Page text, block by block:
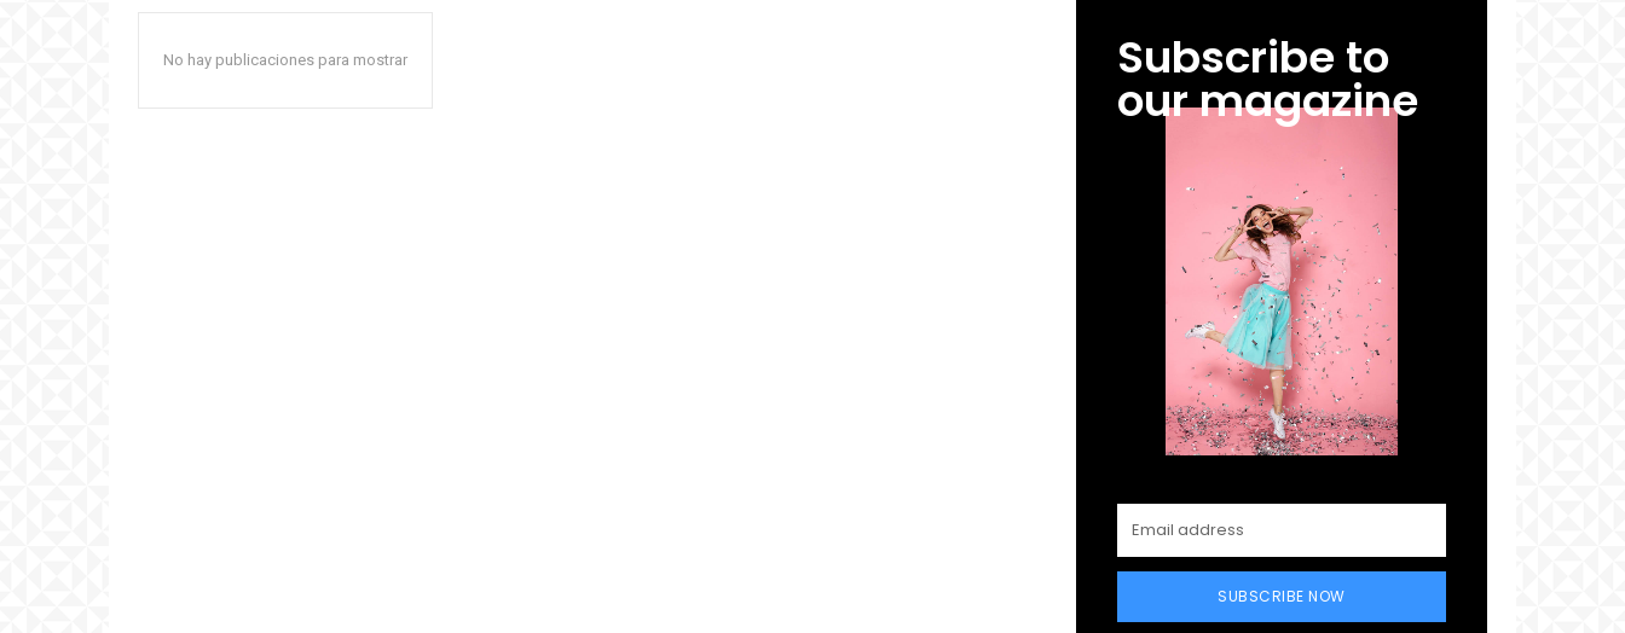
No hay publicaciones para mostrar Subscribe to
our magazine
SUBSCRIBE NOW